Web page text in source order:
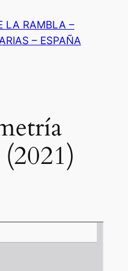
LA RAMBLA –
– ESPAÑA